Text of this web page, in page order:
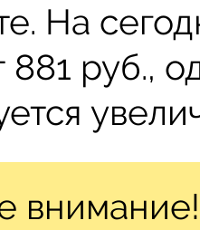
На
881 руб.,